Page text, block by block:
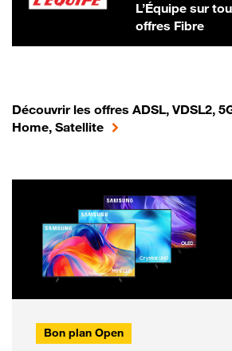
L’Équipe sur
offres Fibre
Découvrir les offres ADSL, VDSL2,
Home, Satellite
Bon plan Open